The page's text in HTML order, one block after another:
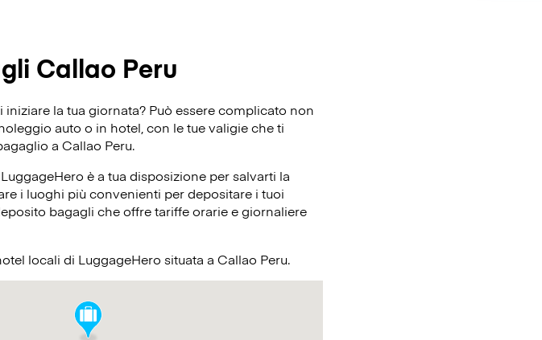
Callao Peru
la tua giornata? Può essere complicato non
auto o in hotel, con le tue valigie che ti
a Callao Peru.
è a tua disposizione per salvarti la
i luoghi più convenienti per depositare i tuoi
bagagli che offre tariffe orarie e giornaliere
locali di LuggageHero situata a Callao Peru.